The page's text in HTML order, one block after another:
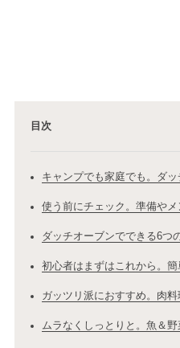
目次
キャンプでも家庭でも。ダ
使う前にチェック。準備や
ダッチオーブンでできる6つ
初心者はまずはこれから。
ガッツリ派におすすめ。肉
ムラなくしっとりと。魚＆野